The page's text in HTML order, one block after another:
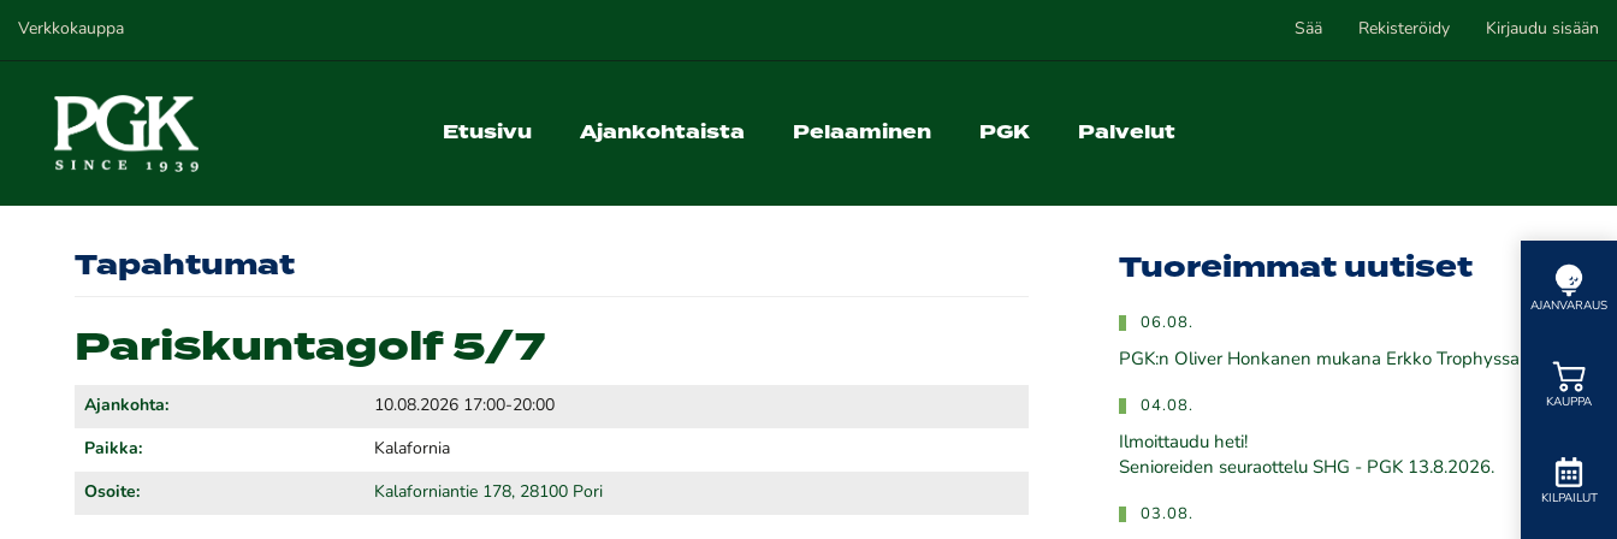
Verkkokauppa Sää Rekisteröidy Kirjaudu sisään
Etusivu Ajankohtaista Pelaaminen PGK Palvelut
AJANVARAUS
KAUPPA
KILPAILUT
Tapahtumat
Pariskuntagolf 5/7
Ajankohta: 10.08.2026 17:00-20:00
Paikka: Kalafornia
Osoite: Kalaforniantie 178, 28100 Pori
Tuoreimmat uutiset
06.08.
PGK:n Oliver Honkanen mukana Erkko Trophyssa
04.08.
Ilmoittaudu heti!
​​​​​​​Senioreiden seuraottelu SHG - PGK 13.8.2026.
03.08.